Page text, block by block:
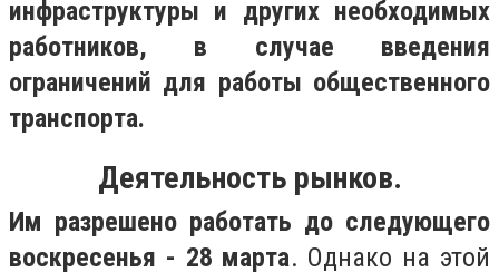
инфраструктуры и других необходимых
работников, в случае введения
ограничений для работы общественного
транспорта.
Деятельность рынков.
Им разрешено работать до следующего
воскресенья - 28 марта. Однако на этой